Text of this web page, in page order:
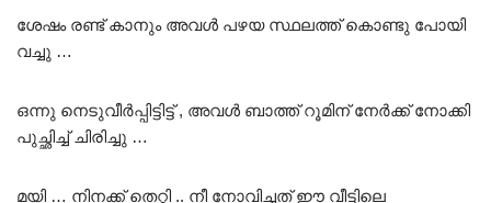
ശേഷം രണ്ട് കാനും അവൾ പഴയ സ്ഥലത്ത് കൊണ്ടു പോയി
വച്ചു …
ഒന്നു നെടുവീർപ്പിട്ടിട്ട് , അവൾ ബാത്ത് റൂമിന് നേർക്ക് നോക്കി
പുച്ഛിച്ച് ചിരിച്ചു …
മയി … നിനക്ക് തെറ്റി .. നീ നോവിച്ചത് ഈ വീട്ടിലെ